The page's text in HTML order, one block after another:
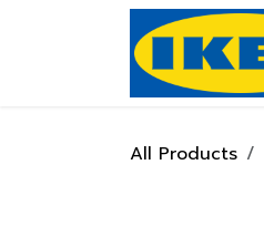
Skip to Content
All Products